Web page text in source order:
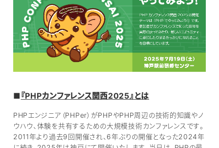
■ 『PHPカンファレンス関西2025』とは
PHPエンジニア（PHPer）がPHPやPHP周辺の技術的知識やノ
ウハウ、体験を共有するための大規模技術カンファレンスです。
2011年より過去9回開催され、6年ぶりの開催となった2024年